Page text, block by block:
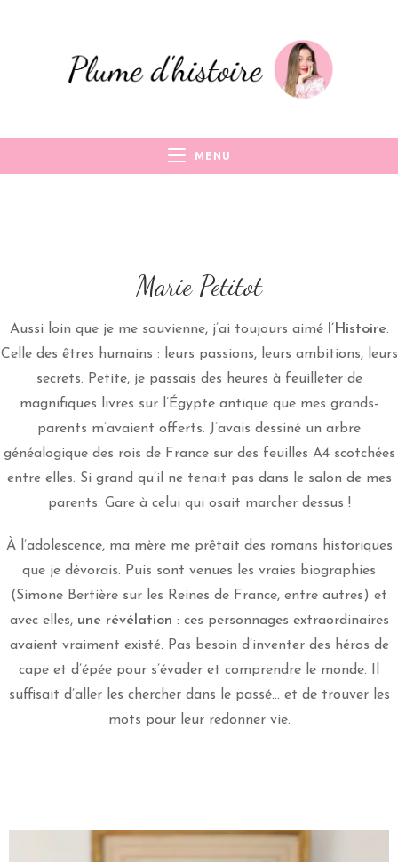
MENU
Marie Petitot
Aussi loin que je me souvienne, j’ai toujours aimé l’Histoire.
Celle des êtres humains : leurs passions, leurs ambitions, leurs
secrets. Petite, je passais des heures à feuilleter de
magnifiques livres sur l’Égypte antique que mes grands-
parents m’avaient offerts. J’avais dessiné un arbre
généalogique des rois de France sur des feuilles A4 scotchées
entre elles. Si grand qu’il ne tenait pas dans le salon de mes
parents. Gare à celui qui osait marcher dessus !
À l’adolescence, ma mère me prêtait des romans historiques
que je dévorais. Puis sont venues les vraies biographies
(Simone Bertière sur les Reines de France, entre autres) et
avec elles, une révélation : ces personnages extraordinaires
avaient vraiment existé. Pas besoin d’inventer des héros de
cape et d’épée pour s’évader et comprendre le monde. Il
suffisait d’aller les chercher dans le passé… et de trouver les
mots pour leur redonner vie.